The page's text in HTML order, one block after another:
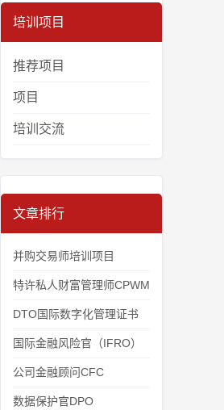
培训项目
推荐项目
项目
培训交流
文章排行
并购交易师培训项目
特许私人财富管理师CPWM
DTO国际数字化管理证书
国际金融风险官（IFRO）
公司金融顾问CFC
数据保护官DPO